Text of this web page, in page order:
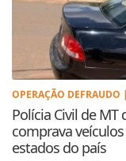
OPERAÇÃO
Polícia Civil de
comprava
estados do país